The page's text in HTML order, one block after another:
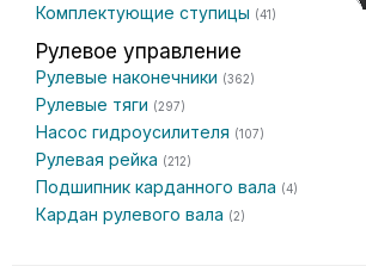
Комплектующие ступицы (41)
Рулевое управление
Рулевые наконечники (362)
Рулевые тяги (297)
Насос гидроусилителя (107)
Рулевая рейка (212)
Подшипник карданного вала (4)
Кардан рулевого вала (2)